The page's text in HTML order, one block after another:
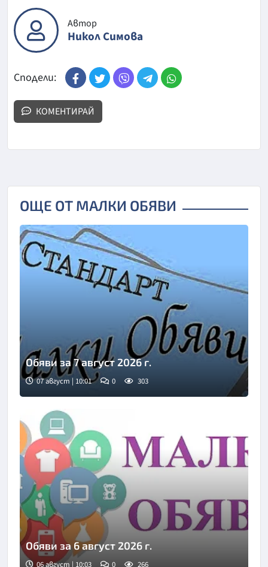
Автор
Никол Симова
Сподели:
КОМЕНТИРАЙ
ОЩЕ ОТ МАЛКИ ОБЯВИ
Обяви за 7 август 2026 г.
07 август | 10:01 0 303
Обяви за 6 август 2026 г.
06 август | 10:03 0 266